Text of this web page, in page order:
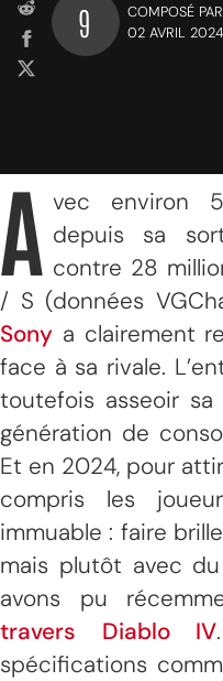
9 COMPOSÉ PAR
02 AVRIL
A vec environ
depuis sa
contre 28
/ S (données
Sony a clairement
face à sa rivale.
toutefois asseoir
génération de
Et en 2024, pour
compris les
immuable : faire
mais plutôt avec
avons pu
travers Diablo IV
spécifications